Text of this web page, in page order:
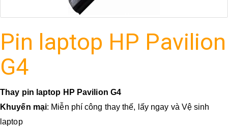
Pin laptop HP Pavilion
G4
Thay pin laptop HP Pavilion G4
Khuyến mại: Miễn phí công thay thế, lấy ngay và Vệ sinh
laptop